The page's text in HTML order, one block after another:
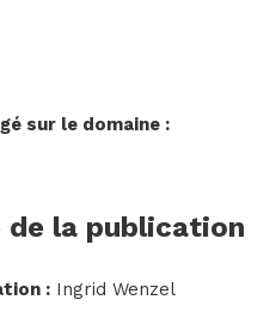
sur le domaine :
de la publication
: Ingrid Wenzel